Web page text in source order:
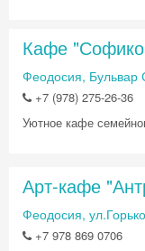
Кафе
Феодосия, Бульвар
+7 (978) 275-26-36
Уютное кафе
Арт-кафе
Феодосия,
+7 978 869 0706